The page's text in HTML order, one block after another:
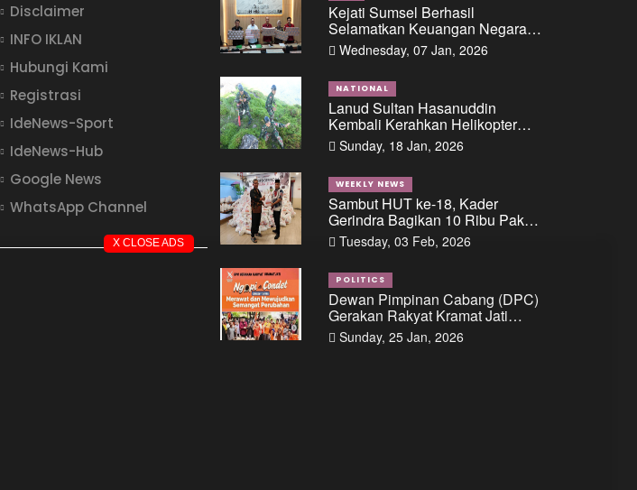
X CLOSE ADS
Disclaimer
INFO IKLAN
Hubungi Kami
Registrasi
IdeNews-Sport
IdeNews-Hub
Google News
WhatsApp Channel
Kejati Sumsel Berhasil
Selamatkan Keuangan Negara
Sebesar 616 Milyar Dalam
Perkara Dugaan Tipikor
Pemberian Fasilitas
Pinjaman/Kredit Dari Salah Satu
Bank Pemerintah Kepada PT.
BSS Dan PT. SAL
Wednesday, 07 Jan, 2026
NATIONAL
Lanud Sultan Hasanuddin
Kembali Kerahkan Helikopter
Caracal Dan Boeing Intai
Strategis, Lokasi Jatuhnya
Pesawat ATR 42-500 Berhasil
Diidentifikasi
Sunday, 18 Jan, 2026
WEEKLY NEWS
Sambut HUT ke-18, Kader
Gerindra Bagikan 10 Ribu Paket
Sembako di Sumut
Tuesday, 03 Feb, 2026
POLITICS
Dewan Pimpinan Cabang (DPC)
Gerakan Rakyat Kramat Jati
menggelar kegiatan “Ngopi di
Condet”
Sunday, 25 Jan, 2026